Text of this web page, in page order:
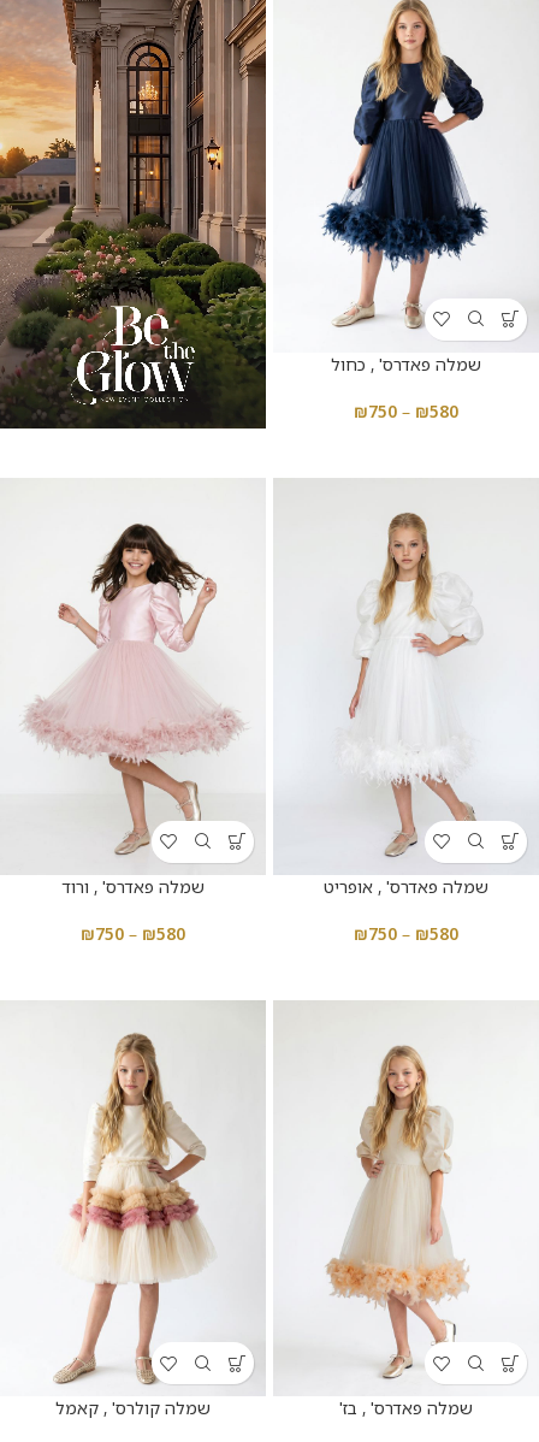
שמלה פאדרס' , כחול
₪580
–
₪750
שמלה פאדרס' , אופריט
₪580
–
₪750
שמלה פאדרס' , ורוד
₪580
–
₪750
שמלה פאדרס' , בז' שמלה קולרס' , קאמל